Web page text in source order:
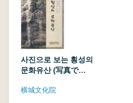
사진으로 보는 횡성의
문화유산 (写真で見
横城文化院